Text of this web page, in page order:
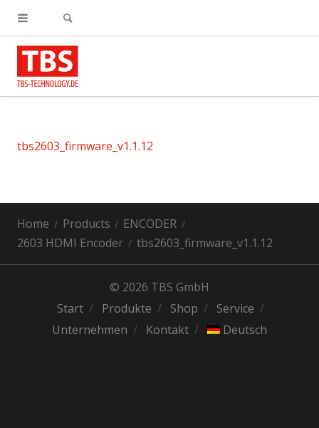
tbs2603_firmware_v1.1.12
Home Products
ENCODER
2603 HDMI Encoder
tbs2603_firmware_v1.1.12
© 2026 TBS GmbH
Start
Produkte Shop
Service
Unternehmen
Kontakt Deutsch